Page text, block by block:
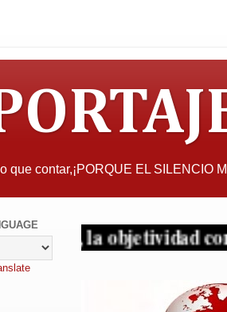
que contar,¡PORQUE EL SILENCIO
objetividad con criterio